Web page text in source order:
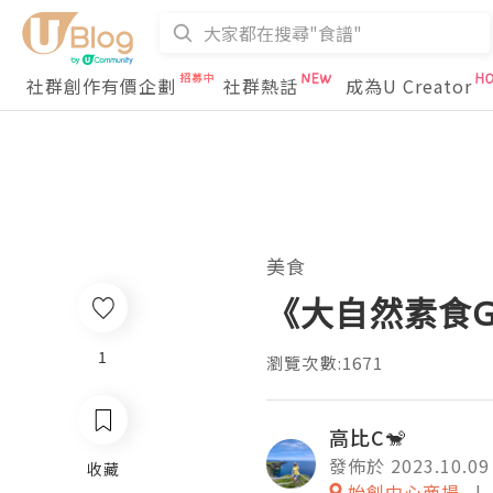
社群創作有價企劃 社群熱話 成為U Creator
1
收藏
美食
《大自然素
瀏覽次數:1671
高比C🐒
發佈於 2023.10.09